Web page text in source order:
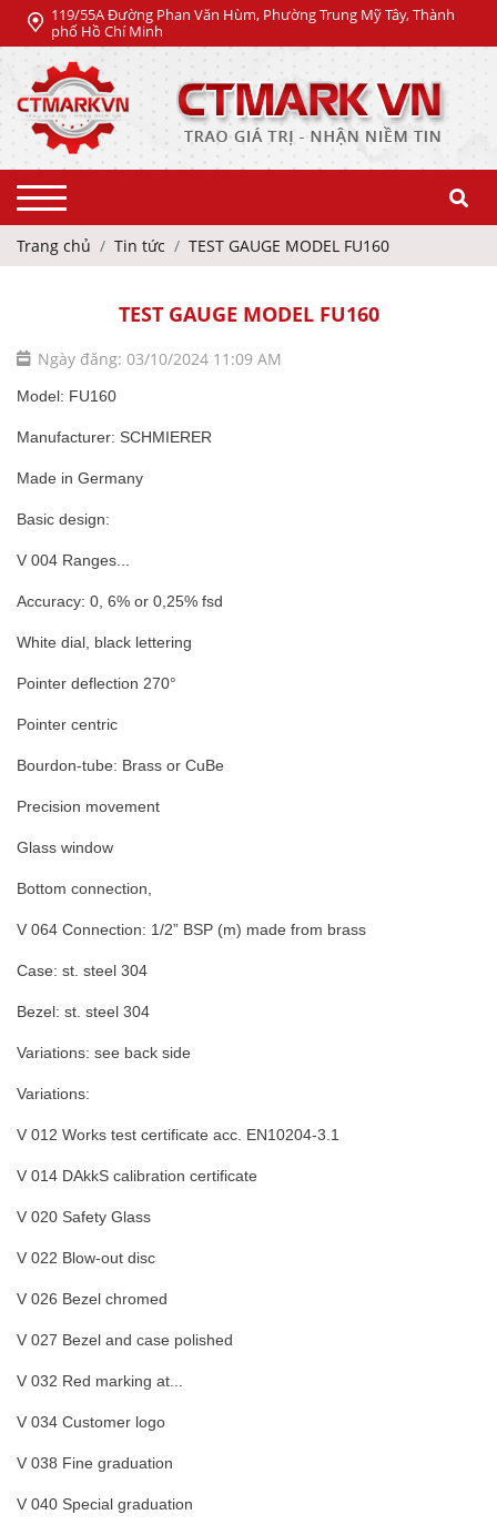
119/55A Đường Phan Văn Hùm, Phường Trung Mỹ Tây, Thành
phố Hồ Chí Minh
Trang chủ Tin tức TEST GAUGE MODEL FU160
TEST GAUGE MODEL FU160
Ngày đăng: 03/10/2024 11:09 AM
Model: FU160
Manufacturer: SCHMIERER
Made in Germany
Basic design:
V 004 Ranges...
Accuracy: 0, 6% or 0,25% fsd
White dial, black lettering
Pointer deflection 270°
Pointer centric
Bourdon-tube: Brass or CuBe
Precision movement
Glass window
Bottom connection,
V 064 Connection: 1/2” BSP (m) made from brass
Case: st. steel 304
Bezel: st. steel 304
Variations: see back side
Variations:
V 012 Works test certificate acc. EN10204-3.1
V 014 DAkkS calibration certificate
V 020 Safety Glass
V 022 Blow-out disc
V 026 Bezel chromed
V 027 Bezel and case polished
V 032 Red marking at...
V 034 Customer logo
V 038 Fine graduation
V 040 Special graduation